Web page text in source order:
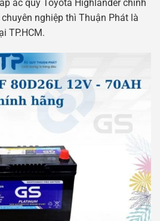
ắc quy Toyota Highlander chính
nghiệp thì Thuận Phát là
TP.HCM.